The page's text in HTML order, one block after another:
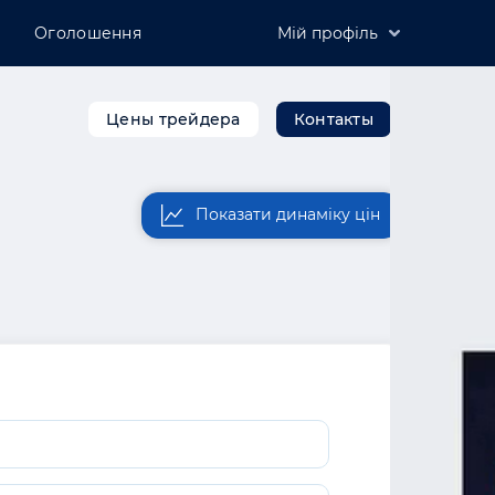
Оголошення
Мій профіль
Зареєструватись
Увійти
Цены трейдера Контакты
Показати динаміку цін